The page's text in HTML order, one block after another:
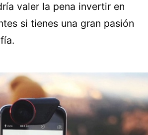
valer la pena invertir en
si tienes una gran pasión